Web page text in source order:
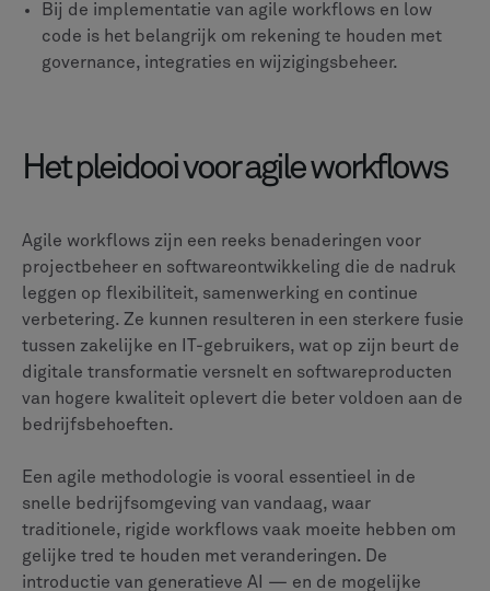
Bij de implementatie van agile workflows en low
code is het belangrijk om rekening te houden met
governance, integraties en wijzigingsbeheer.
Het pleidooi voor agile workflows
Agile workflows zijn een reeks benaderingen voor
projectbeheer en softwareontwikkeling die de nadruk
leggen op flexibiliteit, samenwerking en continue
verbetering. Ze kunnen resulteren in een sterkere fusie
tussen zakelijke en IT-gebruikers, wat op zijn beurt de
digitale transformatie versnelt en softwareproducten
van hogere kwaliteit oplevert die beter voldoen aan de
bedrijfsbehoeften.
Een agile methodologie is vooral essentieel in de
snelle bedrijfsomgeving van vandaag, waar
traditionele, rigide workflows vaak moeite hebben om
gelijke tred te houden met veranderingen. De
introductie van generatieve AI — en de mogelijke